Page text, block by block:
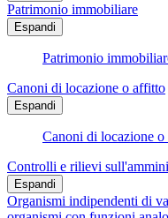
Patrimonio immobiliare
Espandi
Patrimonio
Canoni di locazione o affitto
Espandi
Canoni di locazione
Controlli e rilievi
Espandi
Organismi indipendenti di